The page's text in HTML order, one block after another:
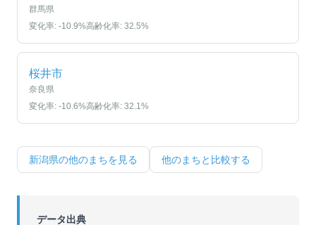
群馬県
変化率: -10.9%高齢化率: 32.5%
桜井市
奈良県
変化率: -10.6%高齢化率: 32.1%
新潟県の他のまちを見る 他のまちと比較する
データ出典